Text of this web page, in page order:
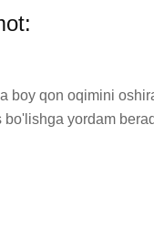
yordam